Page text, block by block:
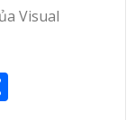
Visual